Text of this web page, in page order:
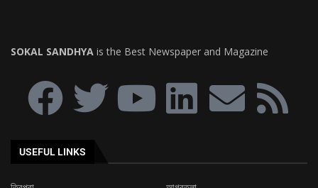
দেশ
বিদেশ
স্বাস্থ্য
Terms of Use
About
Help & Support
EDTIOR'S PICKS